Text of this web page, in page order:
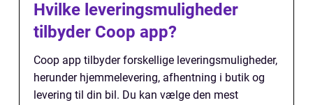
Hvilke leveringsmuligheder
tilbyder Coop app?
Coop app tilbyder forskellige leveringsmuligheder,
herunder hjemmelevering, afhentning i butik og
levering til din bil. Du kan vælge den mest